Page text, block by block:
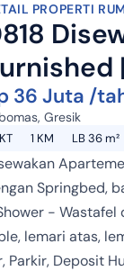
PROPERTI
36 Juta /
Gresik
1 KM LB 36 m²
Springbed,
- Wastafel
lemari atas,
Parkir, Deposit